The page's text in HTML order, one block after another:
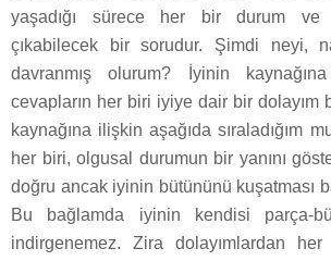
yaşadığı sürece her bir durum ve
çıkabilecek bir sorudur. Şimdi neyi,
davranmış olurum? İyinin
cevapların her biri iyiye dair bir dolayım
kaynağına ilişkin aşağıda sıraladığım
her biri, olgusal durumun bir yanını
doğru ancak iyinin bütününü kuşatması
Bu bağlamda iyinin kendisi parça-
indirgenemez. Zira dolayımlardan